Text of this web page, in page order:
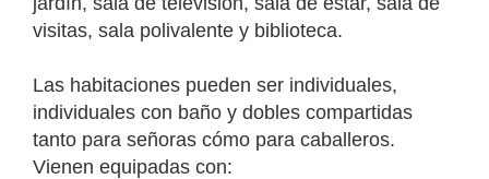
visitas, sala polivalente y biblioteca.
Las habitaciones pueden ser individuales,
individuales con baño y dobles compartidas
tanto para señoras cómo para caballeros.
Vienen equipadas con: